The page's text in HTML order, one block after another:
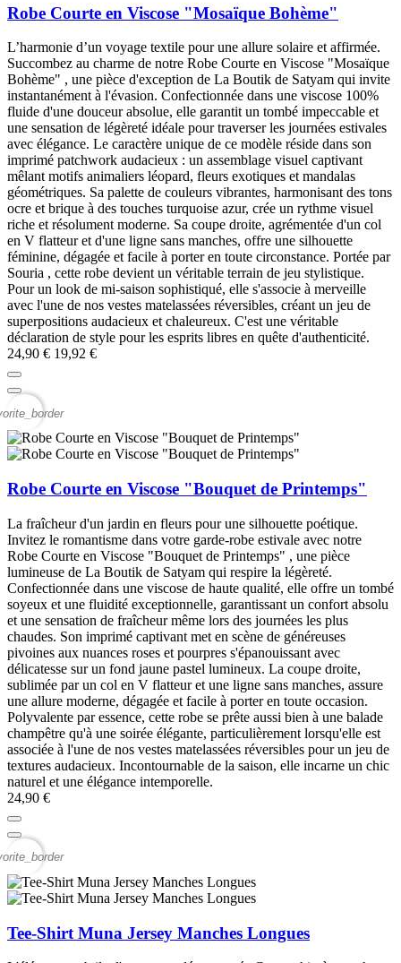
Robe Courte en Viscose "Mosaïque Bohème"
L’harmonie d’un voyage textile pour une allure solaire et affirmée.
Succombez au charme de notre Robe Courte en Viscose "Mosaïque
Bohème" , une pièce d'exception de La Boutik de Satyam qui invite
instantanément à l'évasion. Confectionnée dans une viscose 100%
fluide d'une douceur absolue, elle garantit un tombé impeccable et
une sensation de légèreté idéale pour traverser les journées estivales
avec élégance. Le caractère unique de ce modèle réside dans son
imprimé patchwork audacieux : un assemblage visuel captivant
mêlant motifs animaliers léopard, fleurs exotiques et mandalas
géométriques. Sa palette de couleurs vibrantes, harmonisant des tons
ocre et brique à des touches turquoise azur, crée un rythme visuel
riche et résolument moderne. Sa coupe droite, agrémentée d'un col
en V flatteur et d'une ligne sans manches, offre une silhouette
féminine, dégagée et facile à porter en toute circonstance. Portée par
Souria , cette robe devient un véritable terrain de jeu stylistique.
Pour un look de mi-saison sophistiqué, elle s'associe à merveille
avec l'une de nos vestes matelassées réversibles, créant un jeu de
superpositions audacieux et chaleureux. C'est une véritable
déclaration de style pour les esprits libres en quête d'authenticité.
24,90 € 19,92 €
Robe Courte en Viscose "Bouquet de Printemps"
La fraîcheur d'un jardin en fleurs pour une silhouette poétique.
Invitez le romantisme dans votre garde-robe estivale avec notre
Robe Courte en Viscose "Bouquet de Printemps" , une pièce
lumineuse de La Boutik de Satyam qui respire la légèreté.
Confectionnée dans une viscose de haute qualité, elle offre un tombé
soyeux et une fluidité exceptionnelle, garantissant un confort absolu
et une sensation de fraîcheur même lors des journées les plus
chaudes. Son imprimé captivant met en scène de généreuses
pivoines aux nuances roses et pourpres s'épanouissant avec
délicatesse sur un fond jaune pastel lumineux. La coupe droite,
sublimée par un col en V flatteur et une ligne sans manches, assure
une allure moderne, dégagée et facile à porter en toute occasion.
Polyvalente par essence, cette robe se prête aussi bien à une balade
champêtre qu'à une soirée élégante, particulièrement lorsqu'elle est
associée à l'une de nos vestes matelassées réversibles pour un jeu de
textures audacieux. Incontournable de la saison, elle incarne un chic
naturel et une élégance intemporelle.
24,90 €
Tee-Shirt Muna Jersey Manches Longues